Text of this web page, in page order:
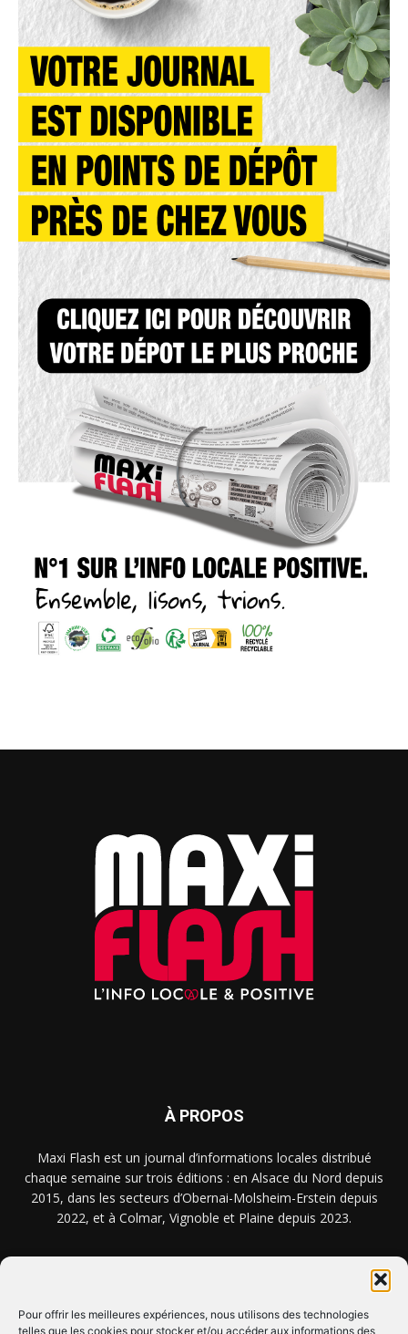
Pour offrir les meilleures expériences, nous utilisons des technologies
telles que les cookies pour stocker et/ou accéder aux informations des
À PROPOS
Maxi Flash est un journal d’informations locales distribué
chaque semaine sur trois éditions : en Alsace du Nord depuis
2015, dans les secteurs d’Obernai-Molsheim-Erstein depuis
2022, et à Colmar, Vignoble et Plaine depuis 2023.